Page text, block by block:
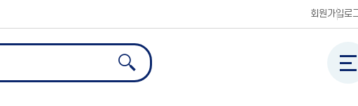
회원가입로
검색
검색